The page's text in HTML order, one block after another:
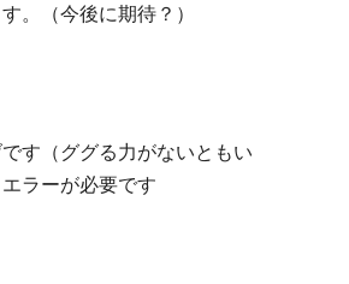
。（今後に期待？）
す（ググる力がないともい
ラーが必要です